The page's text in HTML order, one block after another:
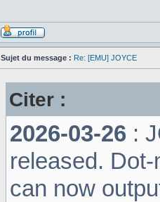
Sujet du message : Re: [EMU] JOYCE
Citer :
2026-03-26 :
released.
can now